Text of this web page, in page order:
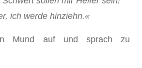
ich werde hinziehn.«
Mund auf und sprach zu